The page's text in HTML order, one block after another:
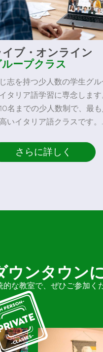
イブ・オンライン
ープクラス
志を持つ少人数の学生グ
タリア語学習に専念します
名までの少人数制で、最
いイタリア語クラスです。.
さらに詳しく
ウンタウン
な教室で、ぜひご参加く